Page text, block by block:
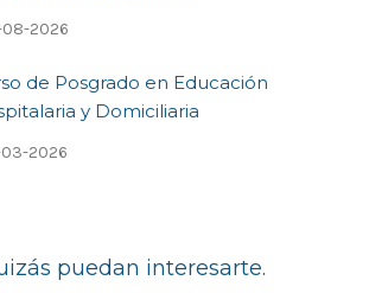
08-2026
de Posgrado en Educación
y Domiciliaria
03-2026
puedan interesarte.